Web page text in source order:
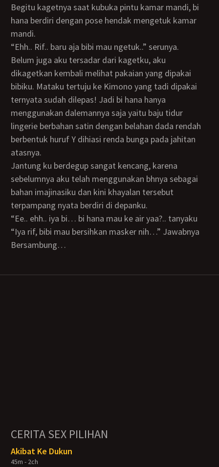
Begitu kagetnya saat kubuka pintu kamar mandi, bi
hana berdiri dengan pose hendak mengetuk kamar
mandi.
“Ehh.. Rif.. baru aja bibi mau ngetuk..” serunya.
Belum juga aku tersadar dari kagetku, aku
dikagetkan kembali melihat pakaian yang dipakai
bibiku. Mataku tertuju ke Kimono yang tadi dipakai
ternyata sudah dilepas! Jadi bi hana hanya
menggunakan dalemannya saja yaitu baju tidur
lingerie berbahan satin dengan belahan dada rendah
berbentuk huruf Y dihiasi renda bunga pada jahitan
atasnya.
Jantung ku berdegup sangat kencang, karena
sebelumnya aku telah menggunakan bhnya sebagai
bahan imajinasiku dan kini khayalan tersebut
terpampang nyata berdiri di depanku.
“Ee.. ehh.. iya bi… bi hana mau ke air yaa?.. tanyaku
“Iya rif, bibi mau bersihkan masker nih…” Jawabnya
Bersambung…
CERITA SEX PILIHAN
Akibat Ke Dukun
45m - 2ch